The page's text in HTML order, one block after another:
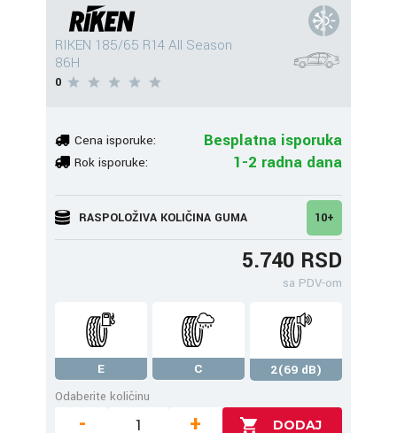
RIKEN 185/65 R14 All Season
86H
0
Cena isporuke: Besplatna isporuka
Rok isporuke: 1-2 radna dana
RASPOLOŽIVA KOLIČINA GUMA 10+
5.740 RSD
sa PDV-om
E C
2(69 dB)
Odaberite količinu
- +